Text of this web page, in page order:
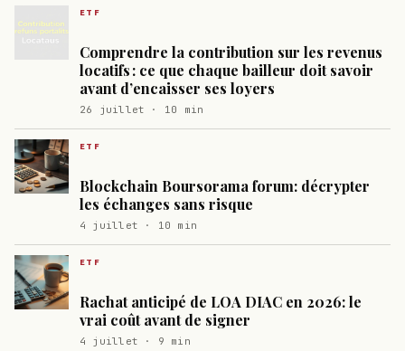
ETF
Comprendre la contribution sur les revenus
locatifs : ce que chaque bailleur doit savoir
avant d’encaisser ses loyers
26 juillet · 10 min
ETF
Blockchain Boursorama forum: décrypter
les échanges sans risque
4 juillet · 10 min
ETF
Rachat anticipé de LOA DIAC en 2026: le
vrai coût avant de signer
4 juillet · 9 min